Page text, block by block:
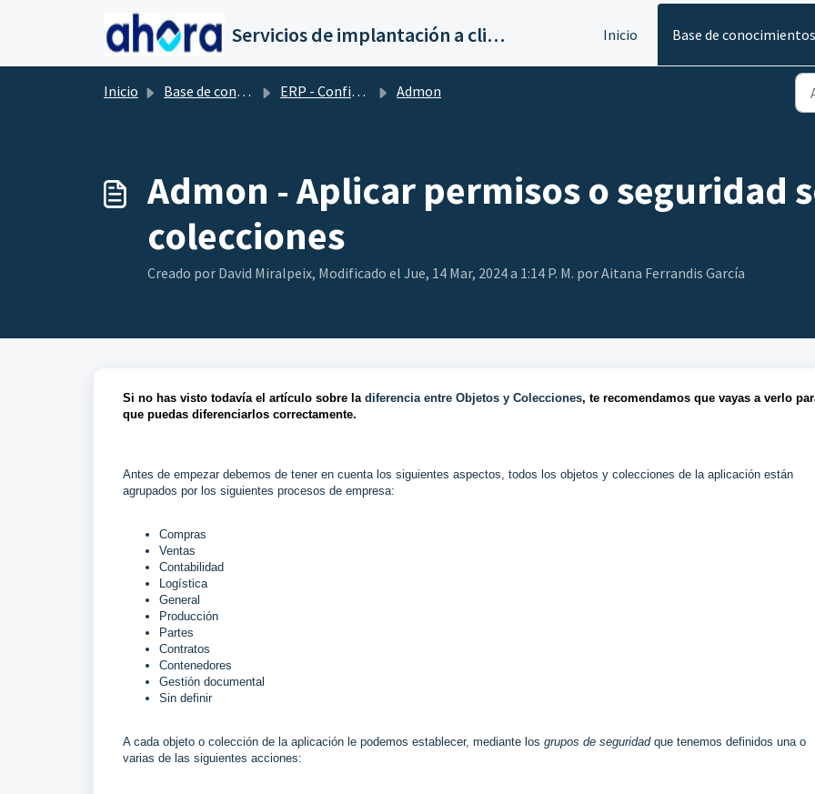
Saltar al contenido principal
Servicios de implantación a clientes de Ahora Inicio Base de conocimientos
Inicio Base de conocimientos ERP - Configuración ADMON Admon
Admon - Aplicar permisos o seguridad
colecciones
Creado por David Miralpeix, Modificado el Jue, 14 Mar, 2024 a 1:14 P. M. por Aitana Ferrandis García
Si no has visto todavía el artículo sobre la diferencia entre Objetos y Colecciones, te recomendamos que vayas a verlo
que puedas diferenciarlos correctamente.
Antes de empezar debemos de tener en cuenta los siguientes aspectos, todos los objetos y colecciones de la aplicación están
agrupados por los siguientes procesos de empresa:
Compras
Ventas
Contabilidad
Logística
General
Producción
Partes
Contratos
Contenedores
Gestión documental
Sin definir
A cada objeto o colección de la aplicación le podemos establecer, mediante los grupos de seguridadque tenemos definidos una o
varias de las siguientes acciones: